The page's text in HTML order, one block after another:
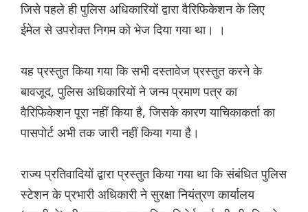
जिसे पहले ही पुलिस अधिकारियों द्वारा वैरिफिकेशन के लिए
ईमेल से उपरोक्त निगम को भेज दिया गया था। ।
यह प्रस्तुत किया गया कि सभी दस्तावेज प्रस्तुत करने के
बावजूद, पुलिस अधिकारियों ने जन्म प्रमाण पत्र का
वैरिफिकेशन पूरा नहीं किया है, जिसके कारण याचिकाकर्ता का
पासपोर्ट अभी तक जारी नहीं किया गया है।
राज्य प्रतिवादियों द्वारा प्रस्तुत किया गया था कि संबंधित पुलिस
स्टेशन के प्रभारी अधिकारी ने सुरक्षा नियंत्रण कार्यालय